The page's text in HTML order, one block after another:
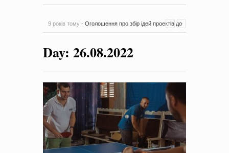
Day: 26.08.2022